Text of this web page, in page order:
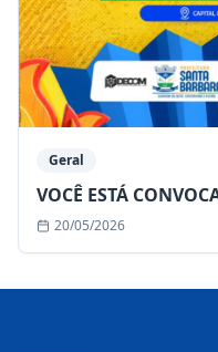
Geral
VOCÊ ESTÁ
20/05/2026